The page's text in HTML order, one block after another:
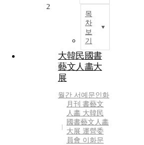
목
차
보
기
2
大韓民國書
藝文人畵大
展
월간 서예문인화
月刊 書藝文
人畵 大韓民
國書藝文人畵
大展 運營委
員會 이화문